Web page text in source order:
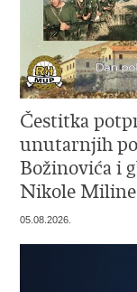
Čestitka
unutarnjih
Božinovića i
Nikole Miline
05.08.2026.